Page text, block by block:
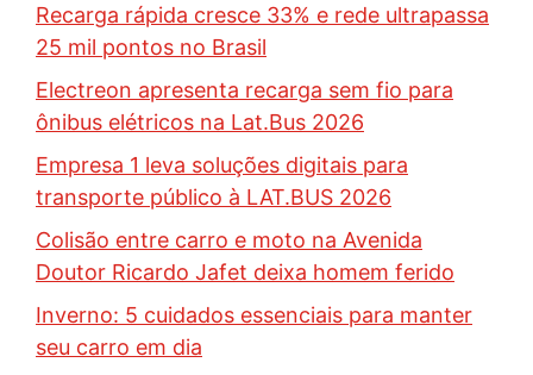
Recarga rápida cresce 33% e rede ultrapassa
25 mil pontos no Brasil
Electreon apresenta recarga sem fio para
ônibus elétricos na Lat.Bus 2026
Empresa 1 leva soluções digitais para
transporte público à LAT.BUS 2026
Colisão entre carro e moto na Avenida
Doutor Ricardo Jafet deixa homem ferido
Inverno: 5 cuidados essenciais para manter
seu carro em dia